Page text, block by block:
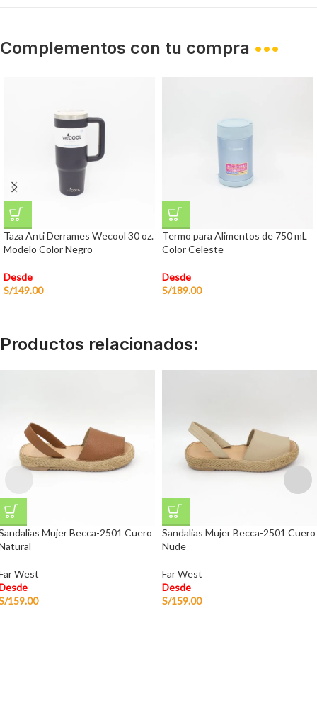
Complementos con tu compra •••
Taza Anti Derrames Wecool 30 oz.
Modelo Color Negro
Desde
S/149.00
Termo para Alimentos de 750 mL
Color Celeste
Desde
S/189.00
Productos relacionados:
Mujer Becca-2501 Cuero
West
159.00
Sandalias Mujer Becca-2501 Cuero
Nude
Far West
Desde
S/159.00